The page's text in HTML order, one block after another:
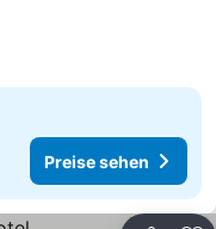
Preise sehen